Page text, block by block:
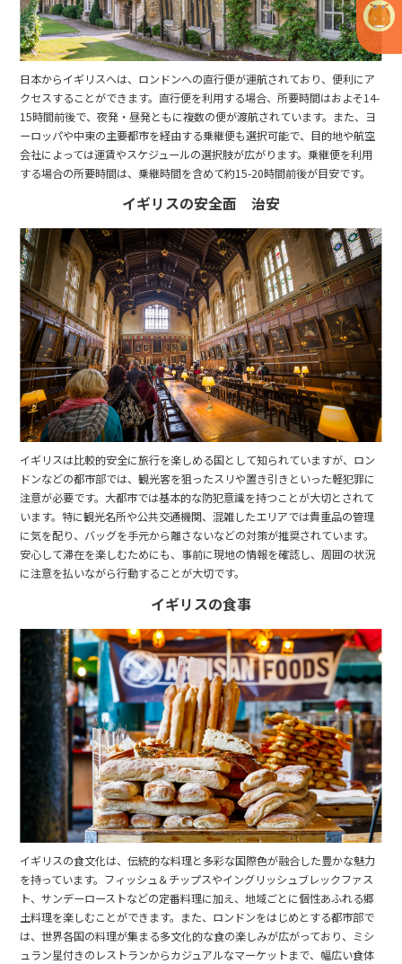
日本からイギリスへは、ロンドンへの直行便が運航されており、便利にア
クセスすることができます。直行便を利用する場合、所要時間はおよそ14-
15時間前後で、夜発・昼発ともに複数の便が渡航されています。また、ヨ
ーロッパや中東の主要都市を経由する乗継便も選択可能で、目的地や航空
会社によっては運賃やスケジュールの選択肢が広がります。乗継便を利用
する場合の所要時間は、乗継時間を含めて約15-20時間前後が目安です。
イギリスの安全面 治安
イギリスは比較的安全に旅行を楽しめる国として知られていますが、ロン
ドンなどの都市部では、観光客を狙ったスリや置き引きといった軽犯罪に
注意が必要です。大都市では基本的な防犯意識を持つことが大切とされて
います。特に観光名所や公共交通機関、混雑したエリアでは貴重品の管理
に気を配り、バッグを手元から離さないなどの対策が推奨されています。
安心して滞在を楽しむためにも、事前に現地の情報を確認し、周囲の状況
に注意を払いながら行動することが大切です。
イギリスの食事
イギリスの食文化は、伝統的な料理と多彩な国際色が融合した豊かな魅力
を持っています。フィッシュ＆チップスやイングリッシュブレックファス
ト、サンデーローストなどの定番料理に加え、地域ごとに個性あふれる郷
土料理を楽しむことができます。また、ロンドンをはじめとする都市部で
は、世界各国の料理が集まる多文化的な食の楽しみが広がっており、ミシ
ュラン星付きのレストランからカジュアルなマーケットまで、幅広い食体